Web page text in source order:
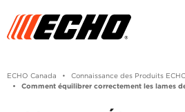
ECHO Canada
Connaissance des Produits
Comment équilibrer correctement les lames